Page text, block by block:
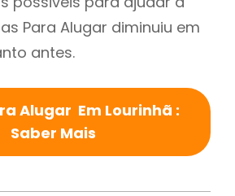
Para Alugar diminuiu em
antes.
Alugar Em Lourinhã :
Saber Mais